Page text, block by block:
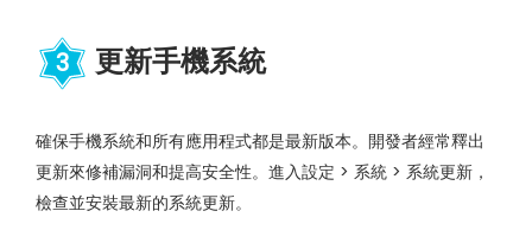
3 更新手機系統
確保手機系統和所有應用程式都是最新版本。開發者經常釋出
更新來修補漏洞和提高安全性。進入設定 > 系統 > 系統更新，
檢查並安裝最新的系統更新。